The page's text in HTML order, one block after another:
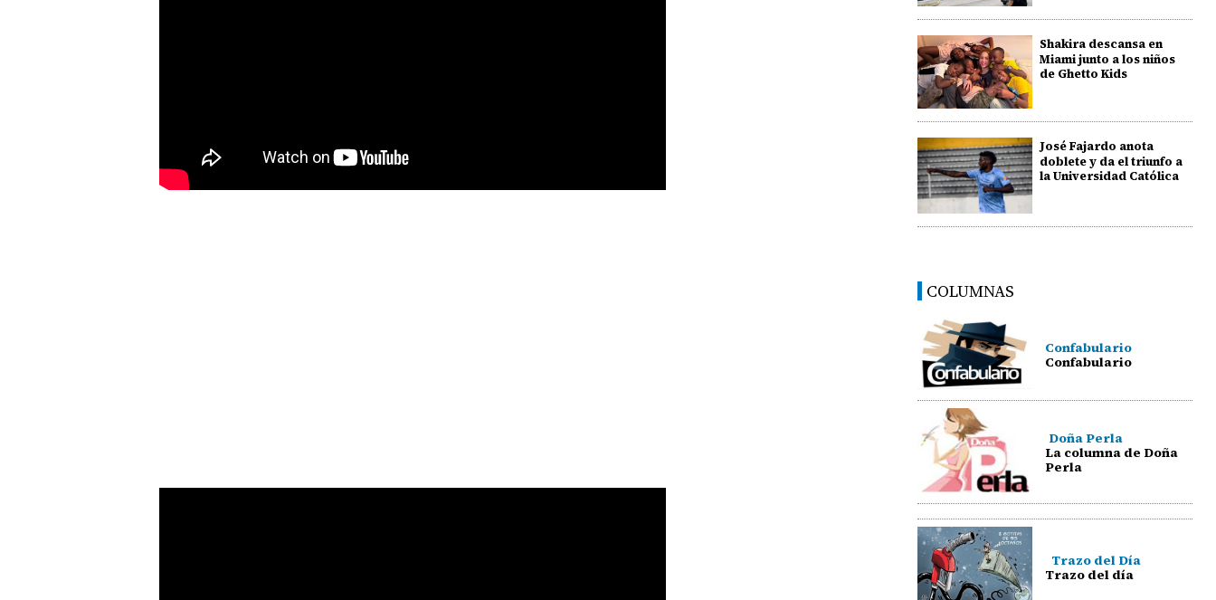
Shakira descansa en
Miami junto a los niños
de Ghetto Kids
José Fajardo anota
doblete y da el triunfo a
la Universidad Católica
COLUMNAS
Confabulario
Confabulario
Doña Perla
La columna de Doña
Perla
Trazo del Día
Trazo del día